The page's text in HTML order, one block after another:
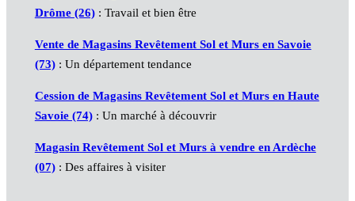
Drôme (26): Travail et bien être
Vente de Magasins Revêtement Sol et Murs en Savoie
(73): Un département tendance
Cession de Magasins Revêtement Sol et Murs en Haute
Savoie (74): Un marché à découvrir
Magasin Revêtement Sol et Murs à vendre en Ardèche
(07): Des affaires à visiter